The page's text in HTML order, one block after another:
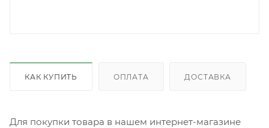
КАК КУПИТЬ ОПЛАТА ДОСТАВКА
Для покупки товара в нашем интернет-магазине